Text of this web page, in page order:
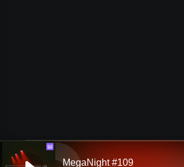
Ш
MegaNight #109